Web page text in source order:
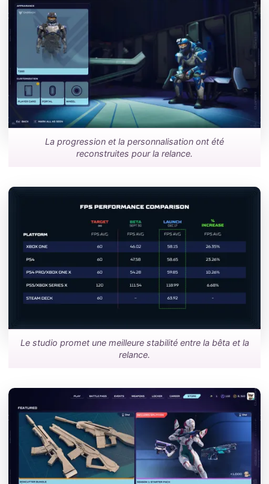
La progression et la personnalisation ont été
reconstruites pour la relance.
Le studio promet une meilleure stabilité entre la bêta et la
relance.